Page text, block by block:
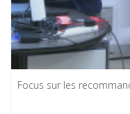
Focus sur les